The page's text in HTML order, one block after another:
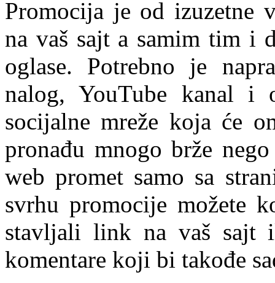
Promocija je od izuzetne
na vaš sajt a samim tim i
oglase. Potrebno je
nalog, YouTube kanal i
socijalne mreže koja će
pronađu mnogo brže
web promet samo sa
svrhu promocije možete
stavljali link na vaš sajt
komentare koji bi takođe